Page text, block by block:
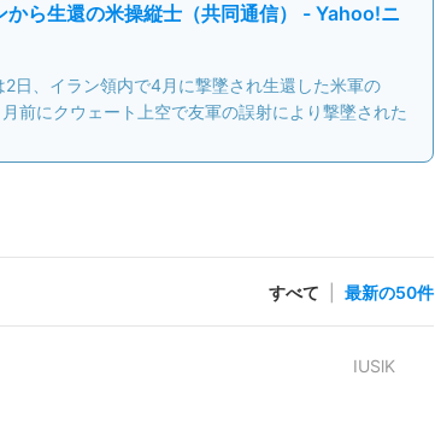
ら生還の米操縦士（共同通信） - Yahoo!ニ
2日、イラン領内で4月に撃墜され生還した米軍の
前にクウェート上空で友軍の誤射により撃墜された
すべて 最新の50件
IUSlK